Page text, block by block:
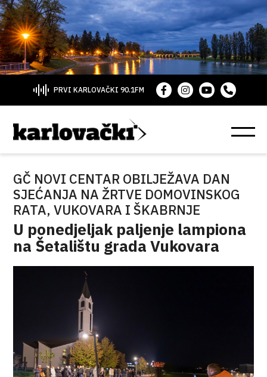
PRVI KARLOVAČKI 90.1FM
GČ NOVI CENTAR OBILJEŽAVA DAN
SJEĆANJA NA ŽRTVE DOMOVINSKOG
RATA, VUKOVARA I ŠKABRNJE
U ponedjeljak paljenje lampiona
na Šetalištu grada Vukovara